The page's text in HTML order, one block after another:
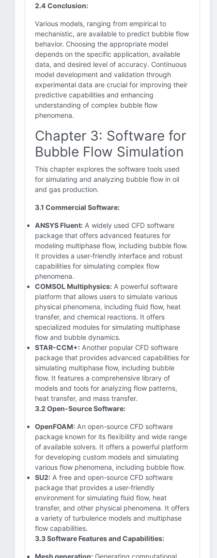
2.4 Conclusion:
Various models, ranging from empirical to
mechanistic, are available to predict bubble flow
behavior. Choosing the appropriate model
depends on the specific application, available
data, and desired level of accuracy. Continuous
model development and validation through
experimental data are crucial for improving their
predictive capabilities and enhancing
understanding of complex bubble flow
phenomena.
Chapter 3: Software for
Bubble Flow Simulation
This chapter explores the software tools used
for simulating and analyzing bubble flow in oil
and gas production.
3.1 Commercial Software:
ANSYS Fluent: A widely used CFD software
package that offers advanced features for
modeling multiphase flow, including bubble flow.
It provides a user-friendly interface and robust
capabilities for simulating complex flow
phenomena.
COMSOL Multiphysics: A powerful software
platform that allows users to simulate various
physical phenomena, including fluid flow, heat
transfer, and chemical reactions. It offers
specialized modules for simulating multiphase
flow and bubble dynamics.
STAR-CCM+: Another popular CFD software
package that provides advanced capabilities for
simulating multiphase flow, including bubble
flow. It features a comprehensive library of
models and tools for analyzing flow patterns,
heat transfer, and mass transfer.
3.2 Open-Source Software:
OpenFOAM: An open-source CFD software
package known for its flexibility and wide range
of available solvers. It offers a powerful platform
for developing custom models and simulating
various flow phenomena, including bubble flow.
SU2: A free and open-source CFD software
package that provides a user-friendly
environment for simulating fluid flow, heat
transfer, and other physical phenomena. It offers
a variety of turbulence models and multiphase
flow capabilities.
3.3 Software Features and Capabilities:
Mesh generation: Generating computational